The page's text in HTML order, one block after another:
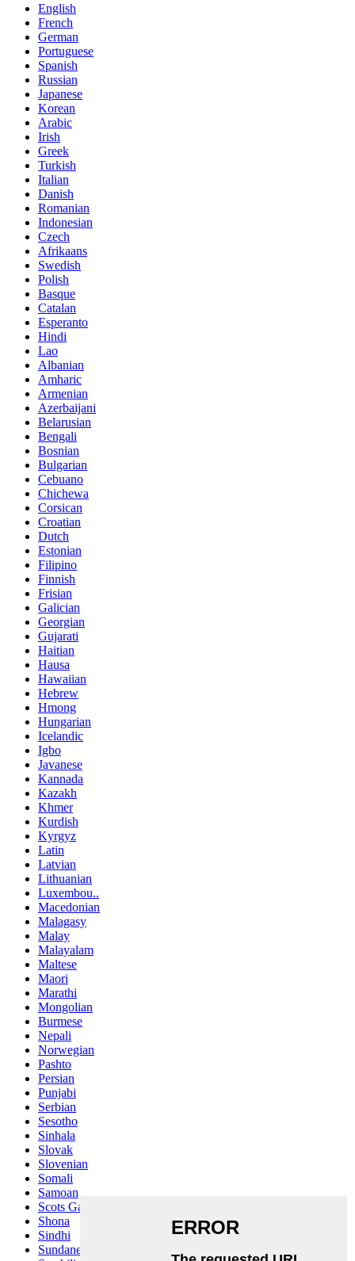
English
French
German
Portuguese
Spanish
Russian
Japanese
Korean
Arabic
Irish
Greek
Turkish
Italian
Danish
Romanian
Indonesian
Czech
Afrikaans
Swedish
Polish
Basque
Catalan
Esperanto
Hindi
Lao
Albanian
Amharic
Armenian
Azerbaijani
Belarusian
Bengali
Bosnian
Bulgarian
Cebuano
Chichewa
Corsican
Croatian
Dutch
Estonian
Filipino
Finnish
Frisian
Galician
Georgian
Gujarati
Haitian
Hausa
Hawaiian
Hebrew
Hmong
Hungarian
Icelandic
Igbo
Javanese
Kannada
Kazakh
Khmer
Kurdish
Kyrgyz
Latin
Latvian
Lithuanian
Luxembou..
Macedonian
Malagasy
Malay
Malayalam
Maltese
Maori
Marathi
Mongolian
Burmese
Nepali
Norwegian
Pashto
Persian
Punjabi
Serbian
Sesotho
Sinhala
Slovak
Slovenian
Somali
Samoan
Scots Gaelic
Shona
Sindhi
Sundanese